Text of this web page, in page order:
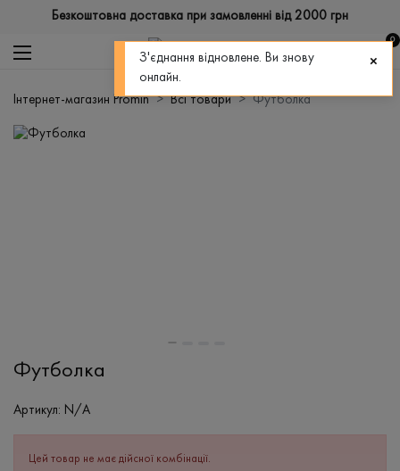
Безкоштовна доставка при замовленні від 2000 грн
0
Інтернет-магазин Promin Всі товари Футболка
Футболка
Артикул: N/A
Цей товар не має дійсної комбінації.
З'єднання відновлене. Ви знову
онлайн.